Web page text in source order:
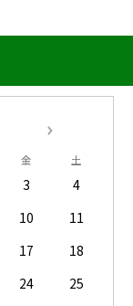
金 土
3
4
10
11
17
18
24
25